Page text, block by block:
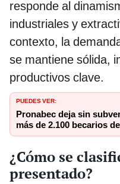
responde al
industriales y
contexto, la
se mantiene sólida,
productivos clave.
PUEDES VER:
Pronabec deja sin
más de 2.100 becarios
¿Cómo se
presentado?